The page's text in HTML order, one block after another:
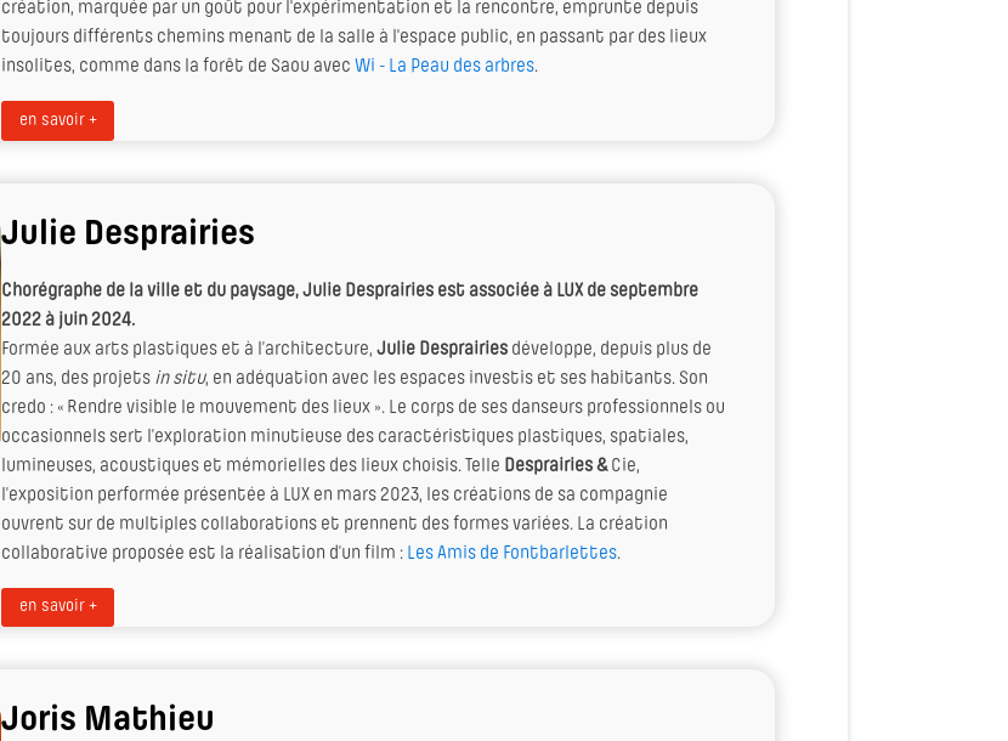
création, marquée par un goût pour l'expérimentation et la rencontre, emprunte depuis
toujours différents chemins menant de la salle à l'espace public, en passant par des lieux
insolites, comme dans la forêt de Saou avecWi - La Peau des arbres.
en savoir +
Julie Desprairies
Chorégraphe de la ville et du paysage, Julie Desprairies est associée à LUX de septembre
2022 à juin 2024.
Formée aux arts plastiques et à l’architecture,Julie Desprairies développe, depuis plus de
20 ans, des projets in situ, en adéquation avec les espaces investis et ses habitants. Son
credo : « Rendre visible le mouvement des lieux ». Le corps de ses danseurs professionnels ou
occasionnels sert l’exploration minutieuse des caractéristiques plastiques, spatiales,
lumineuses, acoustiques et mémorielles des lieux choisis. Telle Desprairies &Cie,
l’exposition performée présentée à LUX en mars 2023, les créations de sa compagnie
ouvrent sur de multiples collaborations et prennent des formes variées. La création
collaborative proposée est la réalisation d’un film : Les Amis de Fontbarlettes.
en savoir +
Joris Mathieu